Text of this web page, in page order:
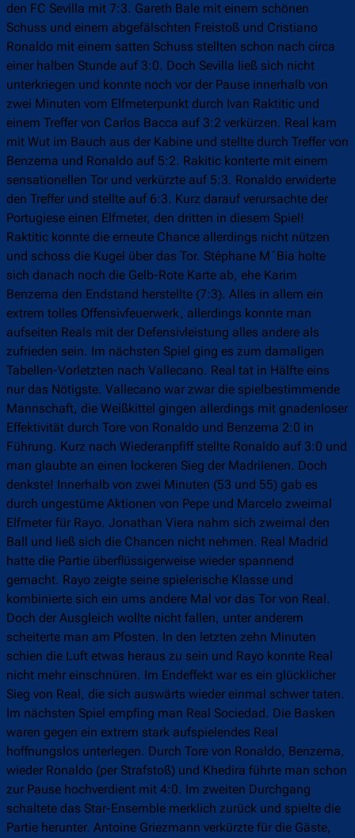
den FC Sevilla mit 7:3. Gareth Bale mit einem schönen
Schuss und einem abgefälschten Freistoß und Cristiano
Ronaldo mit einem satten Schuss stellten schon nach circa
einer halben Stunde auf 3:0. Doch Sevilla ließ sich nicht
unterkriegen und konnte noch vor der Pause innerhalb von
zwei Minuten vom Elfmeterpunkt durch Ivan Raktitic und
einem Treffer von Carlos Bacca auf 3:2 verkürzen. Real kam
mit Wut im Bauch aus der Kabine und stellte durch Treffer von
Benzema und Ronaldo auf 5:2. Rakitic konterte mit einem
sensationellen Tor und verkürzte auf 5:3. Ronaldo erwiderte
den Treffer und stellte auf 6:3. Kurz darauf verursachte der
Portugiese einen Elfmeter, den dritten in diesem Spiel!
Raktitic konnte die erneute Chance allerdings nicht nützen
und schoss die Kugel über das Tor. Stéphane M´Bia holte
sich danach noch die Gelb-Rote Karte ab, ehe Karim
Benzema den Endstand herstellte (7:3). Alles in allem ein
extrem tolles Offensivfeuerwerk, allerdings konnte man
aufseiten Reals mit der Defensivleistung alles andere als
zufrieden sein. Im nächsten Spiel ging es zum damaligen
Tabellen-Vorletzten nach Vallecano. Real tat in Hälfte eins
nur das Nötigste. Vallecano war zwar die spielbestimmende
Mannschaft, die Weißkittel gingen allerdings mit gnadenloser
Effektivität durch Tore von Ronaldo und Benzema 2:0 in
Führung. Kurz nach Wiederanpfiff stellte Ronaldo auf 3:0 und
man glaubte an einen lockeren Sieg der Madrilenen. Doch
denkste! Innerhalb von zwei Minuten (53 und 55) gab es
durch ungestüme Aktionen von Pepe und Marcelo zweimal
Elfmeter für Rayo. Jonathan Viera nahm sich zweimal den
Ball und ließ sich die Chancen nicht nehmen. Real Madrid
hatte die Partie überflüssigerweise wieder spannend
gemacht. Rayo zeigte seine spielerische Klasse und
kombinierte sich ein ums andere Mal vor das Tor von Real.
Doch der Ausgleich wollte nicht fallen, unter anderem
scheiterte man am Pfosten. In den letzten zehn Minuten
schien die Luft etwas heraus zu sein und Rayo konnte Real
nicht mehr einschnüren. Im Endeffekt war es ein glücklicher
Sieg von Real, die sich auswärts wieder einmal schwer taten.
Im nächsten Spiel empfing man Real Sociedad. Die Basken
waren gegen ein extrem stark aufspielendes Real
hoffnungslos unterlegen. Durch Tore von Ronaldo, Benzema,
wieder Ronaldo (per Strafstoß) und Khedira führte man schon
zur Pause hochverdient mit 4:0. Im zweiten Durchgang
schaltete das Star-Ensemble merklich zurück und spielte die
Partie herunter. Antoine Griezmann verkürzte für die Gäste,